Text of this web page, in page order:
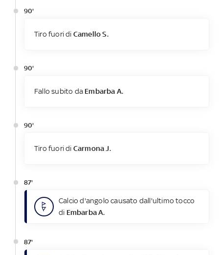
90'
Tiro fuori di Camello S.
90'
Fallo subito da Embarba A.
90'
Tiro fuori di Carmona J.
87'
Calcio d'angolo causato dall'ultimo tocco
di Embarba A.
87'